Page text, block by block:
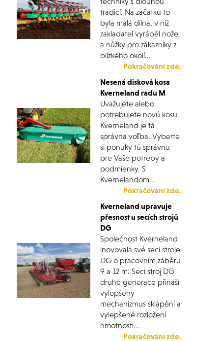
tradicí. Na začátku to
byla malá dílna, v níž
zakladatel vyráběl nože
a nůžky pro zákazníky z
blízkého okolí...
Pokračování zde.
Nesená disková kosa
Kverneland radu M
Uvažujete alebo
potrebujete novú kosu.
Kverneland je tá
správna voľba. Vyberte
si ponuky tú správnu
pre Vaše potreby a
podmienky. S
Kvernelandom...
Pokračování zde.
Kverneland upravuje
přesnost u secích strojů
DG
Společnost Kverneland
inovovala své secí stroje
DG o pracovním záběru
9 a 12 m. Secí stroj DG
druhé generace přináší
vylepšený
mechanizmus sklápění a
vylepšené rozložení
hmotnosti...
Pokračování zde.